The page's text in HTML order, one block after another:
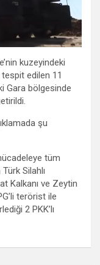
kuzeyindeki
tespit edilen 11
Gara bölgesinde
şu
tüm
Silahlı
Kalkanı ve Zeytin
terörist ile
2 PKK’lı